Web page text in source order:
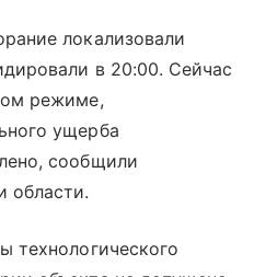
локализовали
в 20:00. Сейчас
режиме,
ущерба
сообщили
области.
технологического